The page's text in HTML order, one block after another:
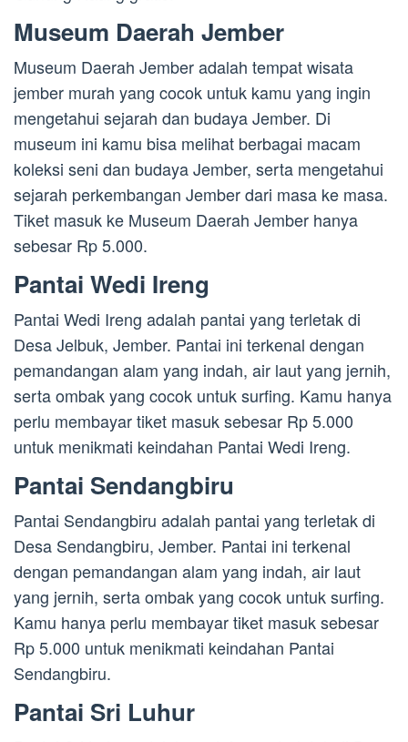
Museum Daerah Jember
Museum Daerah Jember adalah tempat wisata
jember murah yang cocok untuk kamu yang ingin
mengetahui sejarah dan budaya Jember. Di
museum ini kamu bisa melihat berbagai macam
koleksi seni dan budaya Jember, serta mengetahui
sejarah perkembangan Jember dari masa ke masa.
Tiket masuk ke Museum Daerah Jember hanya
sebesar Rp 5.000.
Pantai Wedi Ireng
Pantai Wedi Ireng adalah pantai yang terletak di
Desa Jelbuk, Jember. Pantai ini terkenal dengan
pemandangan alam yang indah, air laut yang jernih,
serta ombak yang cocok untuk surfing. Kamu hanya
perlu membayar tiket masuk sebesar Rp 5.000
untuk menikmati keindahan Pantai Wedi Ireng.
Pantai Sendangbiru
Pantai Sendangbiru adalah pantai yang terletak di
Desa Sendangbiru, Jember. Pantai ini terkenal
dengan pemandangan alam yang indah, air laut
yang jernih, serta ombak yang cocok untuk surfing.
Kamu hanya perlu membayar tiket masuk sebesar
Rp 5.000 untuk menikmati keindahan Pantai
Sendangbiru.
Pantai Sri Luhur